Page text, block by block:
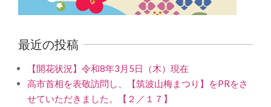
最近の投稿
【開花状況】令和8年3月5日（木）現在
高市首相を表敬訪問し、【筑波山梅まつり】をPRをさ
せていただきました。【２／１７】